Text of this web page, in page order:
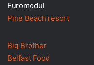
Euromodul
Pine Beach resort
Big Brother
Belfast Food